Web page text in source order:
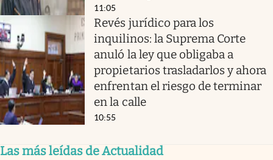
11:05
Revés jurídico para los
inquilinos: la Suprema Corte
anuló la ley que obligaba a
propietarios trasladarlos y ahora
enfrentan el riesgo de terminar
en la calle
10:55
Las más leídas de Actualidad